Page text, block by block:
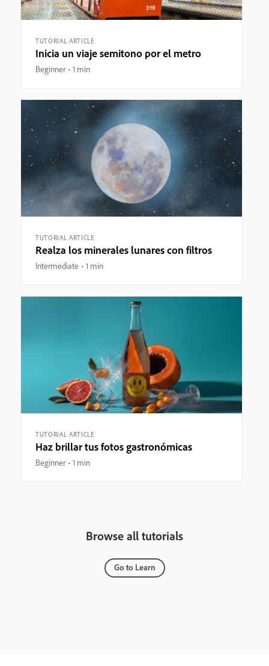
TUTORIAL ARTICLE
Inicia un viaje semitono por el metro
Beginner 1 min
TUTORIAL ARTICLE
Realza los minerales lunares con filtros
Intermediate 1 min
TUTORIAL ARTICLE
Haz brillar tus fotos gastronómicas
Beginner 1 min
Browse all tutorials
Go to Learn